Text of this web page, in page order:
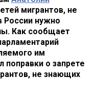
мигрантов, не
России нужно
Как сообщает
им
о запрете
не знающих